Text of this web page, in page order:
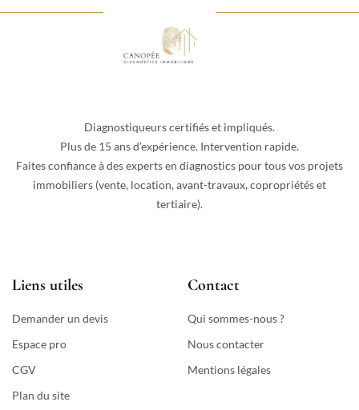
Diagnostiqueurs certifiés et impliqués.
Plus de 15 ans d’expérience. Intervention rapide.
Faites confiance à des experts en diagnostics pour tous vos projets
immobiliers (vente, location, avant-travaux, copropriétés et
tertiaire).
Liens utiles
Demander un devis
Espace pro
CGV
Plan du site
Contact
Qui sommes-nous ?
Nous contacter
Mentions légales